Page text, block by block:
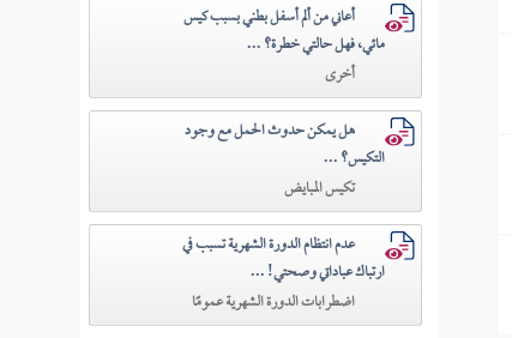
أعاني من ألم أسفل بطني بسبب كيس
مائي، فهل حالتي خطرة؟ ...
أخرى
هل يمكن حدوث الحمل مع وجود
التكيس؟ ...
تكيس المبايض
عدم انتظام الدورة الشهرية تسبب في
ارتباك عباداتي وصحتي! ...
اضطرابات الدورة الشهرية عمومًا